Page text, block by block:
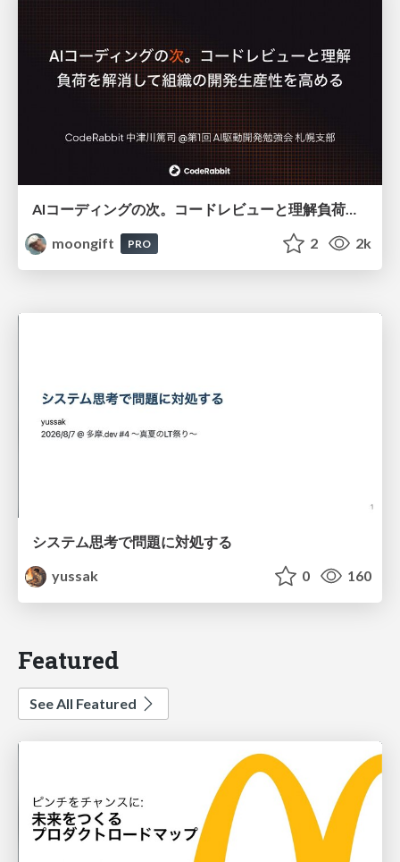
moongift
PRO 2 2k
システム思考で問題に対処する
yussak
0 160
Featured
See All Featured